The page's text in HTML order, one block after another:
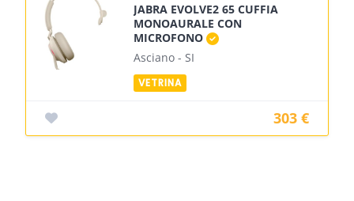
JABRA EVOLVE2 65 CUFFIA
MONOAURALE CON
MICROFONO
Asciano - SI
303 €